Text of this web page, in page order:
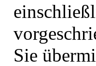
Sie